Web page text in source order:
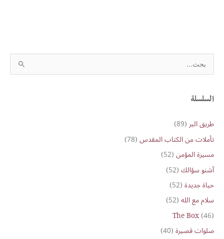
e
r
h
f
o
r
:
السلسلة
طريق البر(89)
تأملات من الكتاب المقدس(78)
مسيرة المؤمن(52)
آشنو سؤالك(52)
حياة جديدة(52)
سلام مع الله(52)
The Box(46)
صلوات قصيرة(40)